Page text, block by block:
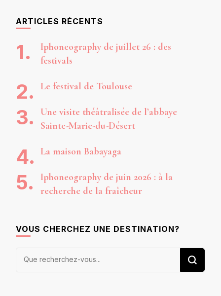
ARTICLES RÉCENTS
Iphoneography de juillet 26 : des
festivals
Le festival de Toulouse
Une visite théâtralisée de l’abbaye
Sainte-Marie-du-Désert
La maison Babayaga
Iphoneography de juin 2026 : à la
recherche de la fraîcheur
VOUS CHERCHEZ UNE DESTINATION?
Vous